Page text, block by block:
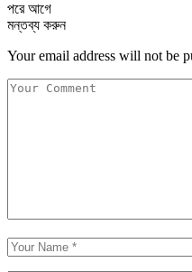
পরেআগে
মন্তব্য করুন
Your email address will not be